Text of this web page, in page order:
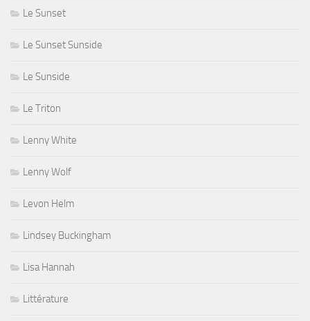
Le Sunset
Le Sunset Sunside
Le Sunside
Le Triton
Lenny White
Lenny Wolf
Levon Helm
Lindsey Buckingham
Lisa Hannah
Littérature